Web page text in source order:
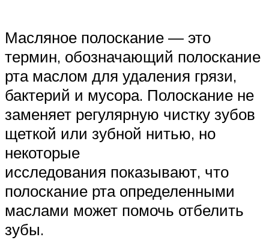
Масляное полоскание — это
термин, обозначающий полоскание
рта маслом для удаления грязи,
бактерий и мусора. Полоскание не
заменяет регулярную чистку зубов
щеткой или зубной нитью, но
некоторые
исследования показывают, что
полоскание рта определенными
маслами может помочь отбелить
зубы.